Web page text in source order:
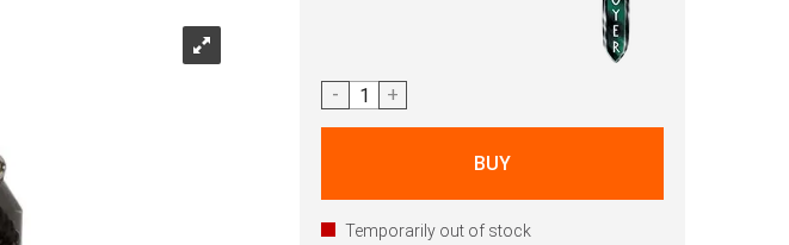
- +
Temporarily out of stock